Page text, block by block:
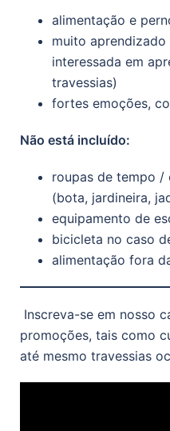
alimentação e
muito aprendizado
interessada em
travessias)
fortes emoções,
Não está incluído:
roupas de tempo /
(bota, jardineira,
equipamento de
bicicleta no caso
alimentação fora
Inscreva-se em nosso
promoções, tais como
até mesmo travessias